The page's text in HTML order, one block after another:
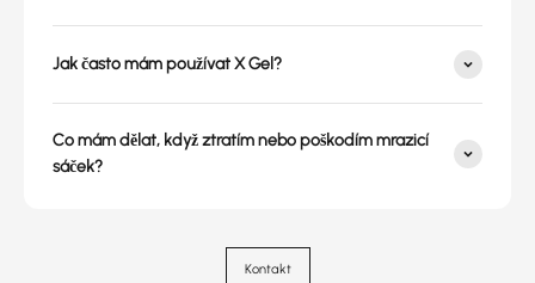
Jak často mám používat X Gel?
Co mám dělat, když ztratím nebo poškodím mrazicí
sáček?
Kontakt